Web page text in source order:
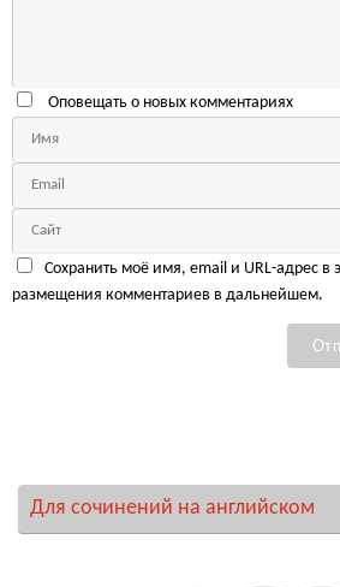
Оповещать о новых комментариях
Сохранить моё имя, email и URL-адрес в
размещения комментариев в дальнейшем.
Для сочинений на английском